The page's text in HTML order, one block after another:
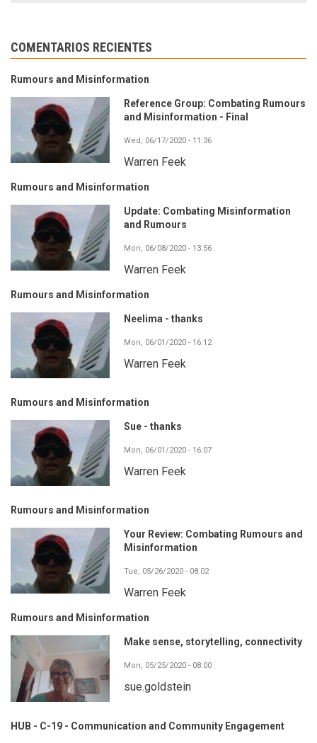
COMENTARIOS RECIENTES
Rumours and Misinformation
Reference Group: Combating Rumours
and Misinformation - Final
Wed, 06/17/2020 - 11:36
Warren Feek
Rumours and Misinformation
Update: Combating Misinformation
and Rumours
Mon, 06/08/2020 - 13:56
Warren Feek
Rumours and Misinformation
Neelima - thanks
Mon, 06/01/2020 - 16:12
Warren Feek
Rumours and Misinformation
Sue - thanks
Mon, 06/01/2020 - 16:07
Warren Feek
Rumours and Misinformation
Your Review: Combating Rumours and
Misinformation
Tue, 05/26/2020 - 08:02
Warren Feek
Rumours and Misinformation
Make sense, storytelling, connectivity
Mon, 05/25/2020 - 08:00
sue.goldstein
HUB - C-19 - Communication and Community Engagement